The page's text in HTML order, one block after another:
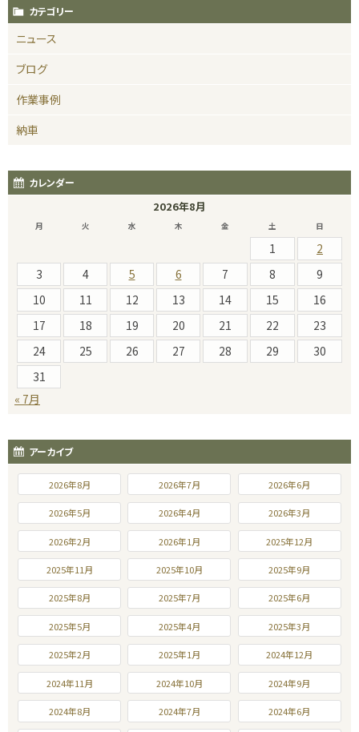
カテゴリー
ニュース
ブログ
作業事例
納車
カレンダー
2026年8月
月 火 水 木 金 土 日
1
2
3
4 5 6 7 8
9
10
11 12 13 14 15
16
17
18 19 20 21 22
23
24
25 26 27 28 29
30
31
« 7月
アーカイブ
2026年8月 2026年7月 2026年6月
2026年5月 2026年4月 2026年3月
2026年2月 2026年1月 2025年12月
2025年11月 2025年10月 2025年9月
2025年8月 2025年7月 2025年6月
2025年5月 2025年4月 2025年3月
2025年2月 2025年1月 2024年12月
2024年11月 2024年10月 2024年9月
2024年8月 2024年7月 2024年6月